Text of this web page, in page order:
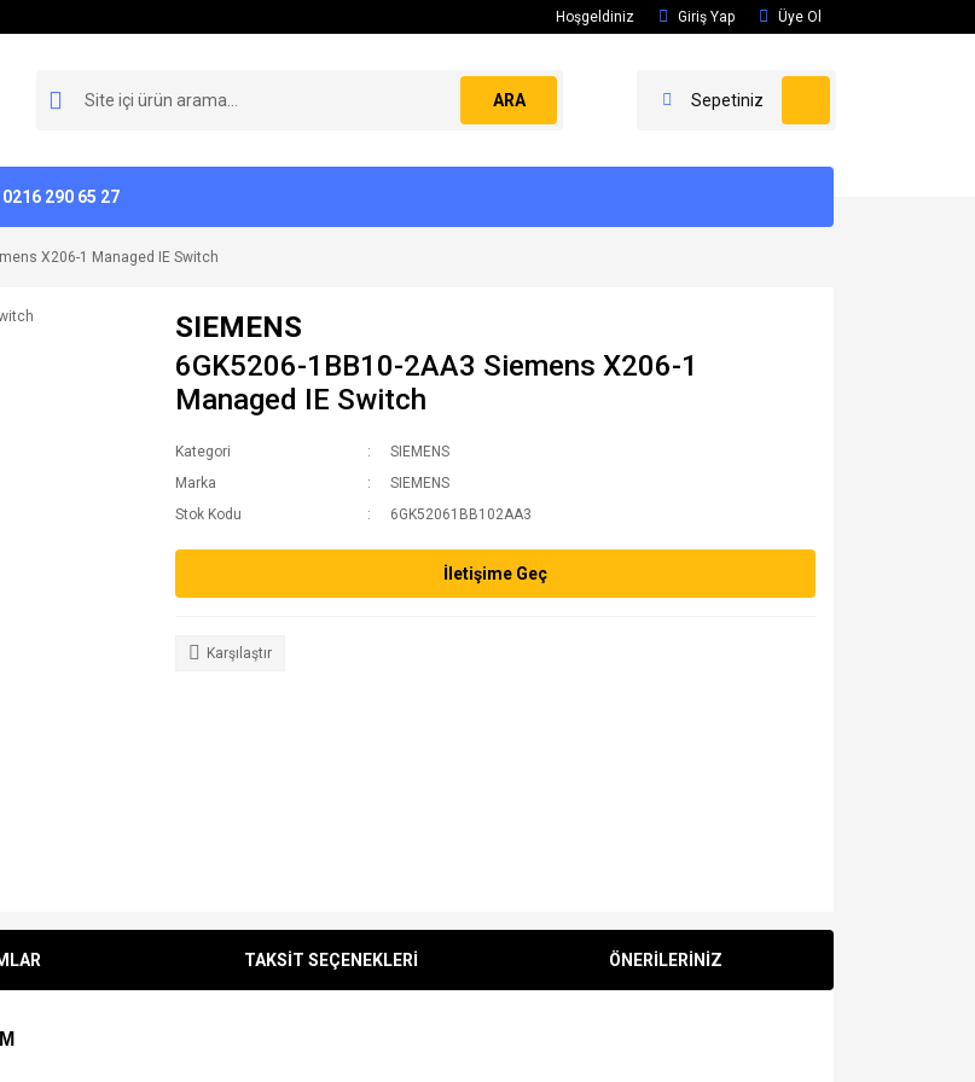
Hoşgeldiniz Giriş Yap Üye Ol
ARA Sepetiniz
290 65 27
X206-1 Managed IE Switch
SIEMENS
6GK5206-1BB10-2AA3 Siemens X206-1
Managed IE Switch
Kategori
SIEMENS
Marka
SIEMENS
Stok Kodu
6GK52061BB102AA3
İletişime Geç
Karşılaştır
TAKSİT SEÇENEKLERİ ÖNERİLERİNİZ